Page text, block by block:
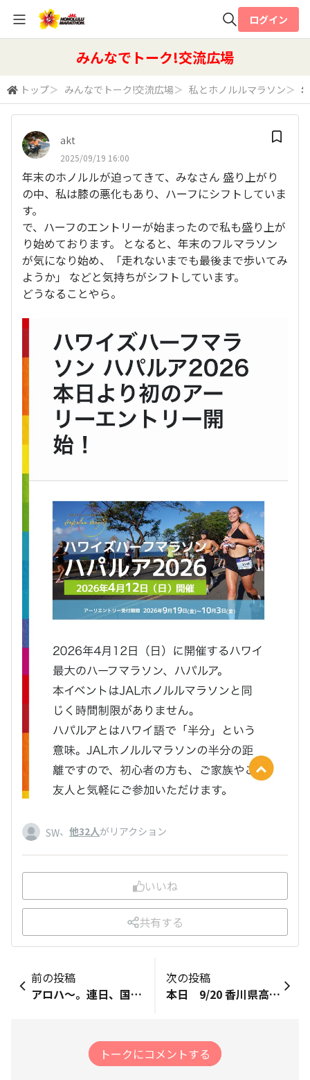
検索
ログイン
みんなでトーク!交流広場
トップ＞ みんなでトーク!交流広場＞ 私とホノルルマラソン＞
akt
2025/09/19 16:00
年末のホノルルが迫ってきて、みなさん 盛り上がり
の中、私は膝の悪化もあり、ハーフにシフトしていま
す。
で、ハーフのエントリーが始まったので私も盛り上が
り始めております。 となると、年末のフルマラソン
が気になり始め、「走れないまでも最後まで歩いてみ
ようか」 などと気持ちがシフトしています。
どうなることやら。
SW、 他32人がリアクション
いいね
共有する
前の投稿
アロハ〜。連日、国立競技場に来ています。昨日は、中島ジョセフやマフチク、田中希実、久保凛などを応援しましたよ。ビールを片手に、かなり盛り上がりました。今日も、やり投の北口榛花などを見てきますね。日曜日で世界陸上は終わりますが、毎日国立競技場に通ったのは、いい思い出になると思います。今日も、楽しんできますね。
次の投稿
本日 9/20 香川県高松市 明日の小田和正「あなぶきアリーナLIVE」の為、高松に前乗り。ホテルから高松駅を経由して、あなぶきアリーナ！海沿いをラン＆ウォーク。🏃絶景の瀬戸内海です。気持ちいい〜。ホテルから見える屋島はまるでカピオラニホテルから見たダイヤモンドヘッドのよう。
トークにコメントする